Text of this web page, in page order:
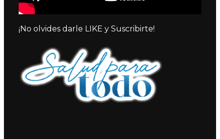
¡No olvides darle LIKE y Suscribirte!